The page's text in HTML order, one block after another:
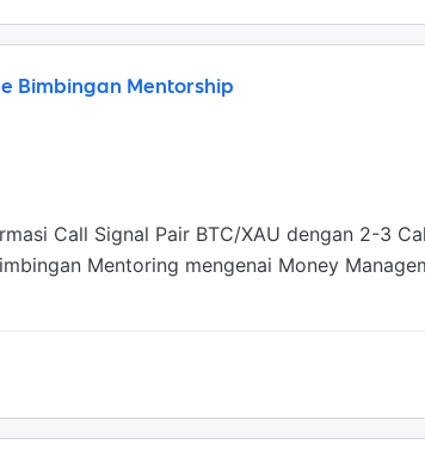
Bimbingan Mentorship
Call Signal Pair BTC/XAU dengan 2-3
Mentoring mengenai Money